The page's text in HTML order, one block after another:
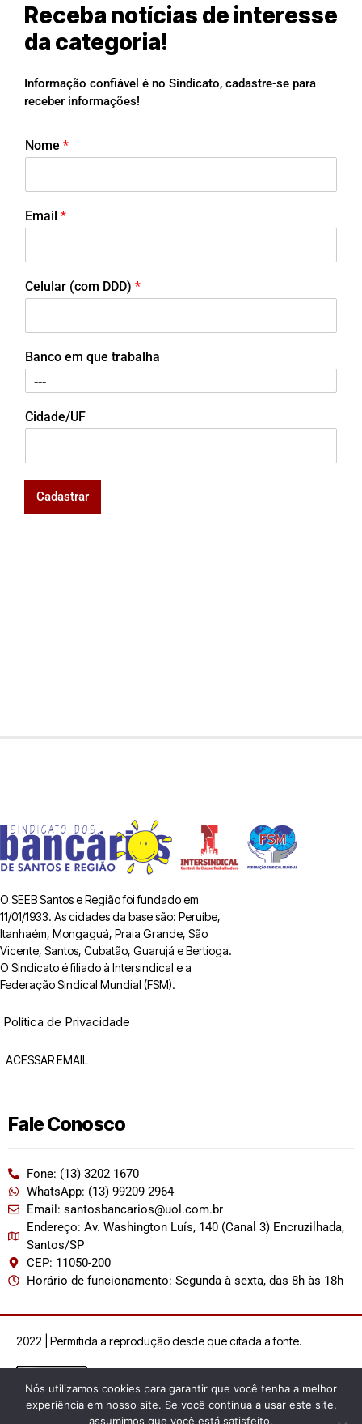
Receba notícias de interesse
da categoria!
Informação confiável é no Sindicato, cadastre-se para
receber informações!
Nome *
Email *
Celular (com DDD) *
Banco em que trabalha
Cidade/UF
Cadastrar
O SEEB Santos e Região foi fundado em
11/01/1933. As cidades da base são: Peruíbe,
Itanhaém, Mongaguá, Praia Grande, São
Vicente, Santos, Cubatão, Guarujá e Bertioga.
O Sindicato é filiado à Intersindical e a
Federação Sindical Mundial (FSM).
Política de Privacidade
ACESSAR EMAIL
Fale Conosco
Fone: (13) 3202 1670
WhatsApp: (13) 99209 2964
Email: santosbancarios@uol.com.br
Endereço: Av. Washington Luís, 140 (Canal 3) Encruzilhada,
Santos/SP
CEP: 11050-200
Horário de funcionamento: Segunda à sexta, das 8h às 18h
2022 | Permitida a reprodução desde que citada a fonte.
Nós utilizamos cookies para garantir que você tenha a melhor
experiência em nosso site. Se você continua a usar este site,
assumimos que você está satisfeito.